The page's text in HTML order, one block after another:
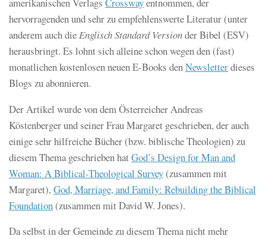
hervorragenden und sehr zu empfehlenswerte Literatur (unter
anderem auch dieEnglisch Standard Versionder Bibel (ESV)
herausbringt. Es lohnt sich alleine schon wegen den (fast)
monatlichen kostenlosen neuen E-Books denNewsletterdieses
Blogs zu abonnieren.
Der Artikel wurde von dem Österreicher Andreas
Köstenberger und seiner Frau Margaret geschrieben, der auch
einige sehr hilfreiche Bücher (bzw. biblische Theologien) zu
diesem Thema geschrieben hatGod’s Design for Man and
Woman: A Biblical-Theological Survey(zusammen mit
Margaret), God, Marriage, and Family: Rebuilding the Biblical
Foundation(zusammen mit David W. Jones).
Da selbst in der Gemeinde zu diesem Thema nicht mehr